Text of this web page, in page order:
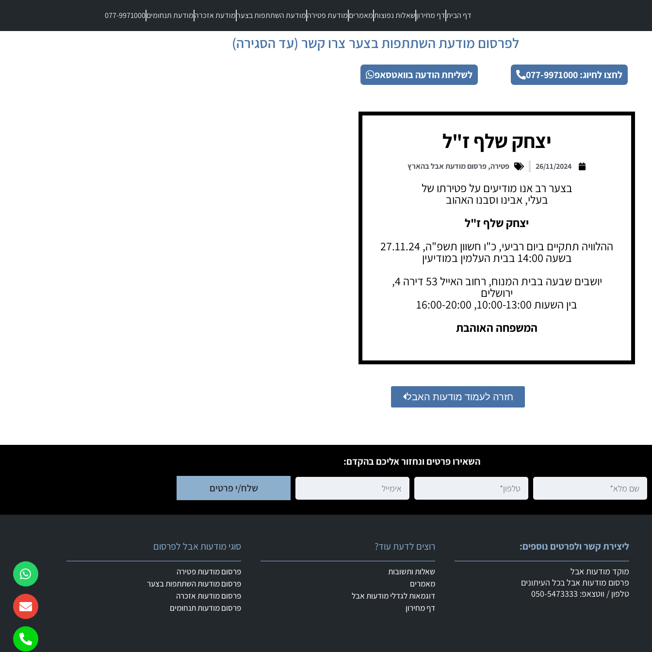
דף הביתדף מחירוןשאלות נפוצותמאמריםמודעת פטירהמודעת השתתפות בצערמודעת אזכרהמודעת תנחומים077-9971000
לפרסום מודעת השתתפות בצער צרו קשר (עד הסגירה)
לחצו לחיוג: 077-9971000 לשליחת הודעה בוואטסאפ
יצחק שלף ז"ל
26/11/2024 פטירה,פרסום מודעת אבל בהארץ
בצער רב אנו מודיעים על פטירתו של
בעלי, אבינו וסבנו האהוב
יצחק שלף ז"ל
ההלוויה תתקיים ביום רביעי, כ"ו חשוון תשפ"ה, 27.11.24
בשעה 14:00 בבית העלמין במודיעין
יושבים שבעה בבית המנוח, רחוב האייל 53 דירה 4,
ירושלים
בין השעות 10:00-13:00, 16:00-20:00
המשפחה האוהבת
חזרה לעמוד מודעות האבל
השאירו פרטים ונחזור אליכם בהקדם:
שלח/י פרטים
ליצירת קשר ולפרטים נוספים:
מוקד מודעות אבל
פרסום מודעות אבל בכל העיתונים
טלפון / ווטצאפ: 050-5473333
רוצים לדעת עוד?
שאלות ותשובות
מאמרים
דוגמאות לגדלי מודעות אבל
דף מחירון
סוגי מודעות אבל לפרסום
פרסום מודעות פטירה
פרסום מודעות השתתפות בצער
פרסום מודעות אזכרה
פרסום מודעות תנחומים